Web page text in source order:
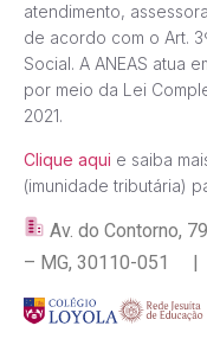
atendimento,
de acordo com o Art.
Social. A ANEAS atua
por meio da Lei
2021.
Clique aqui e saiba
(imunidade tributária)
Av. do Contorno,
– MG, 30110-051 |